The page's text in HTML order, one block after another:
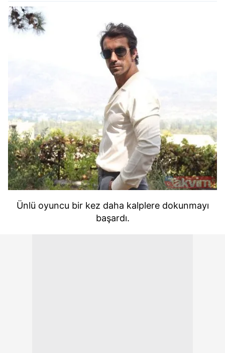
Ünlü oyuncu bir kez daha kalplere dokunmayı
başardı.